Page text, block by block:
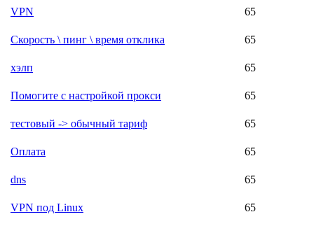
VPN 65
Скорость \ пинг \ время отклика 65
хэлп 65
Помогите с настройкой прокси 65
тестовый -> обычный тариф 65
Оплата 65
dns 65
VPN под Linux 65